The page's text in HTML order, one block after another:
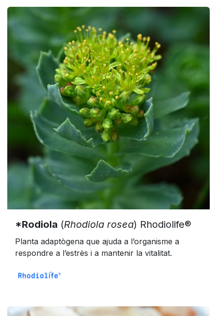
*Rodiola (Rhodiola rosea) Rhodiolife®
Planta adaptògena que ajuda a l’organisme a
respondre a l’estrès i a mantenir la vitalitat.